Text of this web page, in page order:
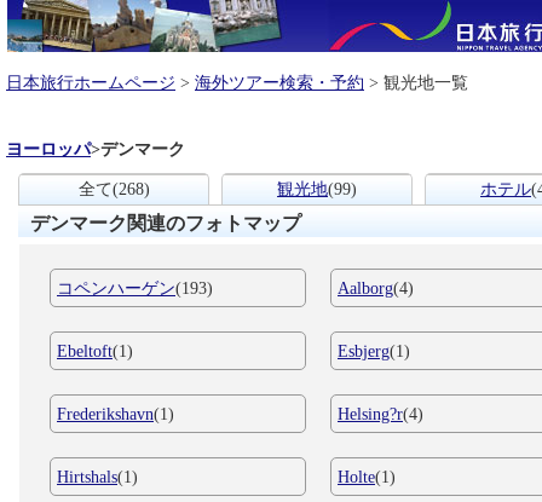
日本旅行ホームページ > 海外ツアー検索・予約 > 観光地一覧
ヨーロッパ>デンマーク
全て(268) 観光地(99) ホテル
デンマーク関連のフォトマップ
コペンハーゲン(193) Aalborg(4)
Ebeltoft(1) Esbjerg(1)
Frederikshavn(1) Helsing?r(4)
Hirtshals(1) Holte(1)